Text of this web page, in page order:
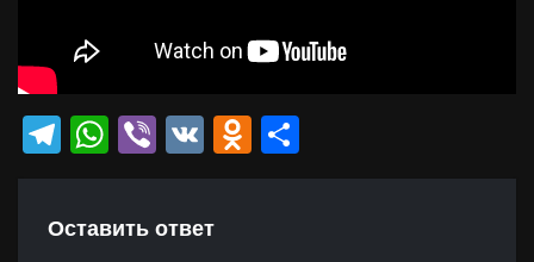
Telegram
WhatsApp
Viber
VK Odnoklassniki
Оставить ответ